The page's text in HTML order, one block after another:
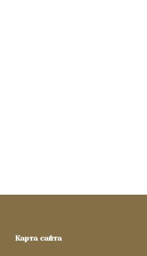
Карта сайта